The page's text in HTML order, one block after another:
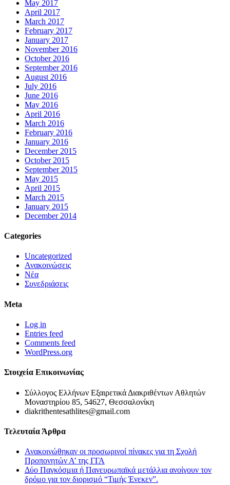
May 2017
April 2017
March 2017
February 2017
January 2017
November 2016
October 2016
September 2016
August 2016
July 2016
June 2016
May 2016
April 2016
March 2016
February 2016
January 2016
December 2015
October 2015
September 2015
May 2015
April 2015
March 2015
January 2015
December 2014
Categories
Uncategorized
Ανακοινώσεις
Νέα
Συνεδριάσεις
Meta
Log in
Entries feed
Comments feed
WordPress.org
Στοιχεία Επικοινωνίας
Σύλλογος Ελλήνων Εξαιρετικά Διακριθέντων Αθλητών
Μοναστηρίου 85, 54627, Θεσσαλονίκη
diakrithentesathlites@gmail.com
Τελευταία Άρθρα
Ανακοινώθηκαν οι προσωρινοί πίνακες για τη Σχολή
Προπονητών Α’ της ΓΓΑ
Δύο Παγκόσμια ή Πανευρωπαϊκά μετάλλια ανοίγουν τον
δρόμο για τον διορισμό “Τιμής Ένεκεν”.